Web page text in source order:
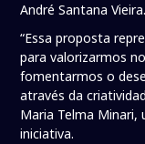
André Santana Vieira.
“Essa proposta
para valorizarmos
fomentarmos o
através da
Maria Telma Minari,
iniciativa.